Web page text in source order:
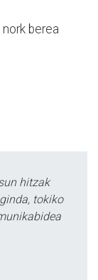
berea
hitzak
tokiko